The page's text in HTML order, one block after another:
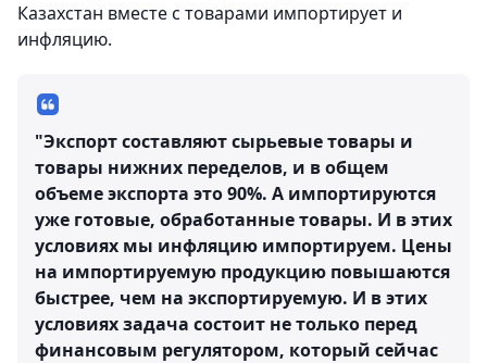
Казахстан вместе с товарами импортирует и
инфляцию.
"Экспорт составляют сырьевые товары и
товары нижних переделов, и в общем
объеме экспорта это 90%. А импортируются
уже готовые, обработанные товары. И в этих
условиях мы инфляцию импортируем. Цены
на импортируемую продукцию повышаются
быстрее, чем на экспортируемую. И в этих
условиях задача состоит не только перед
финансовым регулятором, который сейчас